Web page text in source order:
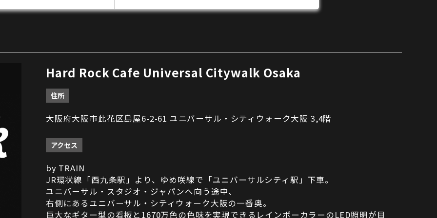
Hard Rock Cafe Universal Citywalk Osaka
住所
大阪府大阪市此花区島屋6-2-61 ユニバーサル・シティウォーク大阪 3,4階
アクセス
by TRAIN
JR環状線「西九条駅」より、ゆめ咲線で「ユニバーサルシティ駅」下車。
ユニバーサル・スタジオ・ジャパンへ向う途中、
右側にあるユニバーサル・シティウォーク大阪の一番奥。
巨大なギター型の看板と1670万色の色味を実現できるレインボーカラーのLED照明が目